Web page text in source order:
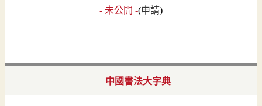
- 未公開 -(申請)
中國書法大字典